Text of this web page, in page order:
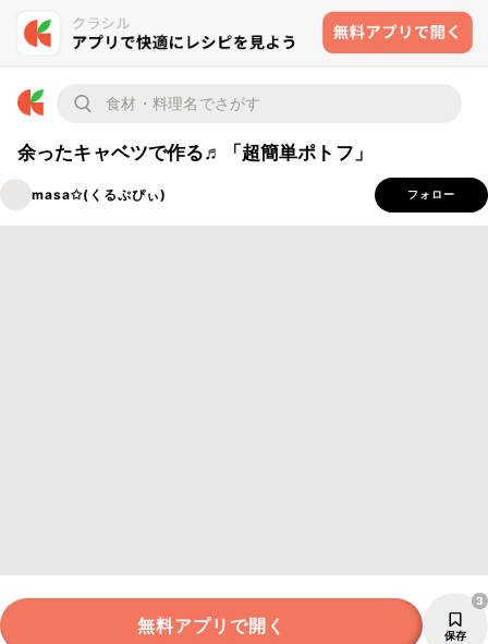
余ったキャベツで作る♬「超簡単ポトフ」
masa✩(くるぷぴぃ) フォロー
無料アプリで開く 保存
3